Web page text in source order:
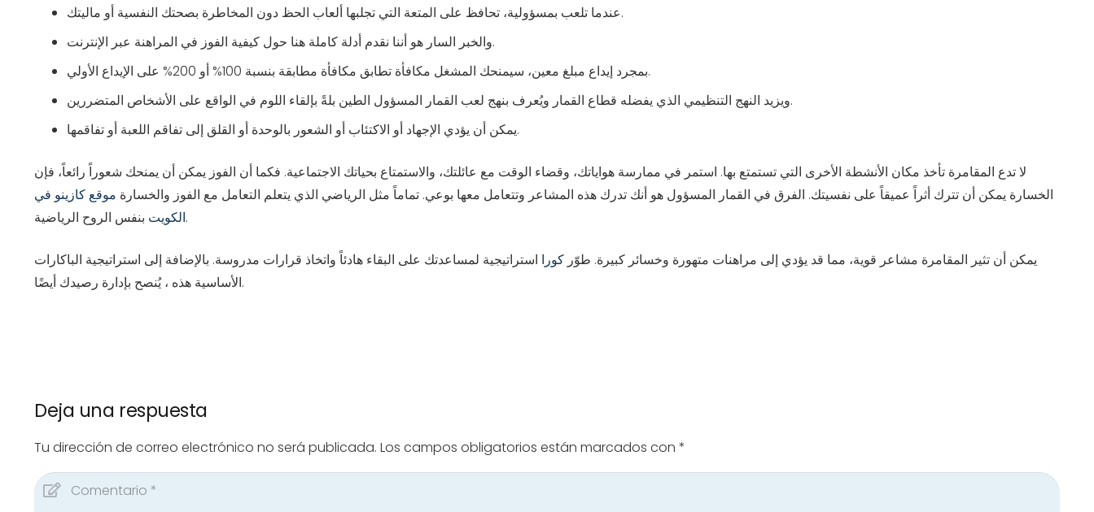
عندما تلعب بمسؤولية، تحافظ على المتعة التي تجلبها ألعاب الحظ دون المخاطرة بصحتك النفسية أو ماليتك.
والخبر السار هو أننا نقدم أدلة كاملة هنا حول كيفية الفوز في المراهنة عبر الإنترنت.
بمجرد إيداع مبلغ معين، سيمنحك المشغل مكافأة تطابق مكافأة مطابقة بنسبة 100% أو 200% على الإيداع الأولي.
ويزيد النهج التنظيمي الذي يفضله قطاع القمار ويُعرف بنهج لعب القمار المسؤول الطين بلةً بإلقاء اللوم في الواقع على الأشخاص المتضررين.
يمكن أن يؤدي الإجهاد أو الاكتئاب أو الشعور بالوحدة أو القلق إلى تفاقم اللعبة أو تفاقمها.
لا تدع المقامرة تأخذ مكان الأنشطة الأخرى التي تستمتع بها. استمر في ممارسة هواياتك، وقضاء الوقت مع عائلتك، والاستمتاع بحياتك الاجتماعية. فكما أن الفوز يمكن أن يمنحك شعوراً رائعاً، فإن
الخسارة يمكن أن تترك أثراً عميقاً على نفسيتك. الفرق في القمار المسؤول هو أنك تدرك هذه المشاعر وتتعامل معها بوعي. تماماً مثل الرياضي الذي يتعلم التعامل مع الفوز والخسارة موقع كازينو في
الكويتبنفس الروح الرياضية.
يمكن أن تثير المقامرة مشاعر قوية، مما قد يؤدي إلى مراهنات متهورة وخسائر كبيرة. طوّر كورا استراتيجية لمساعدتك على البقاء هادئاً واتخاذ قرارات مدروسة. بالإضافة إلى استراتيجية الباكارات
الأساسية هذه ، يُنصح بإدارة رصيدك أيضًا.
Deja una respuesta
Tu dirección de correo electrónico no será publicada. Los campos obligatorios están marcados con *